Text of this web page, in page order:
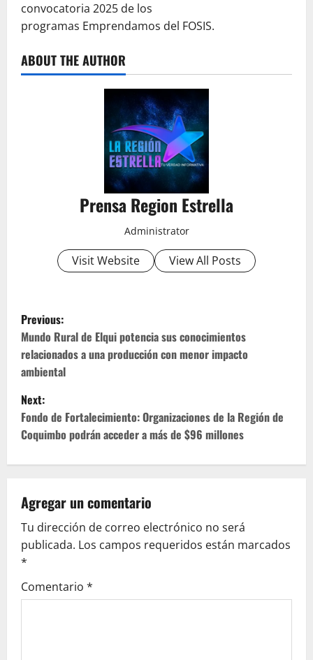
convocatoria 2025 de los
programas Emprendamos del FOSIS.
ABOUT THE AUTHOR
Prensa Region Estrella
Administrator
Visit Website View All Posts
P
o
s
t
n
a
v
i
g
a
t
Previous:
Mundo Rural de Elqui potencia sus conocimientos
relacionados a una producción con menor impacto
ambiental
Next:
Fondo de Fortalecimiento: Organizaciones de la Región de
Coquimbo podrán acceder a más de $96 millones
Agregar un comentario
Tu dirección de correo electrónico no será
publicada. Los campos requeridos están marcados
*
Comentario *